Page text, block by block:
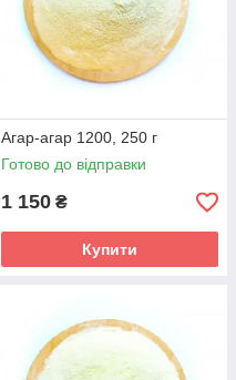
Агар-агар 1200, 250 г
Готово до відправки
1 150 ₴
Купити